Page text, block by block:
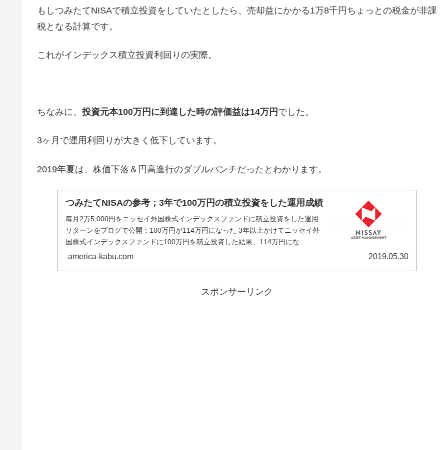
もしつみたてNISAで積立投資をしていたとしたら、売却益にかかる1万8千円ちょっとの税金が非課
税となる計算です。
これがインデックス積立投資利回りの実際。
ちなみに、投資元本100万円に到達した時の評価益は14万円 でした。
3ヶ月で運用利回りが大きく低下しています。
2019年夏は、株価下落＆円高進行のダブルパンチだったとわかります。
つみたてNISAの参考；3年で100万円の積立投資をした運用成績
毎月2万5,000円をニッセイ外国株式インデックスファンドに積立投資をした運用
リターンをブログで公開；100万円が114万円になった 3年以上かけてニッセイ外
国株式インデックスファンドに100万円を積立投資した結果、114万円にな...
america-kabu.com 2019.05.30
スポンサーリンク